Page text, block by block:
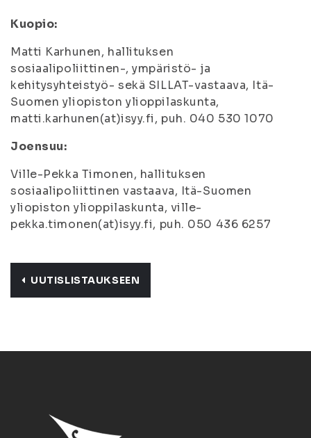
Kuopio:
Matti Karhunen, hallituksen
sosiaalipoliittinen-, ympäristö- ja
kehitysyhteistyö- sekä SILLAT-vastaava, Itä-
Suomen yliopiston ylioppilaskunta,
matti.karhunen(at)isyy.fi, puh. 040 530 1070
Joensuu:
Ville-Pekka Timonen, hallituksen
sosiaalipoliittinen vastaava, Itä-Suomen
yliopiston ylioppilaskunta, ville-
pekka.timonen(at)isyy.fi, puh. 050 436 6257
UUTISLISTAUKSEEN